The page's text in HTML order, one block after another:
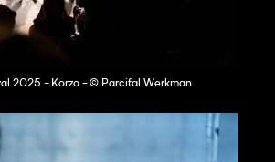
2025 - Korzo - © Parcifal Werkman